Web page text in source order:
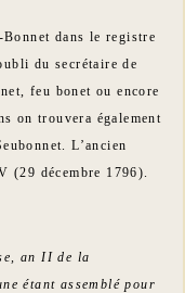
dans le registre
du secrétaire de
feu bonet ou encore
on trouvera également
L’ancien
(29 décembre 1796).
an II de la
étant assemblé pour